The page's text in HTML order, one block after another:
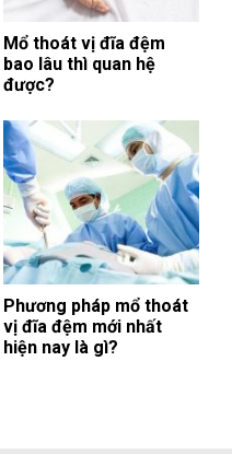
Mổ thoát vị đĩa đệm
bao lâu thì quan hệ
được?
Phương pháp mổ thoát
vị đĩa đệm mới nhất
hiện nay là gì?